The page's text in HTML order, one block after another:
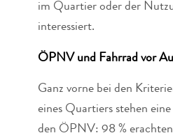
im Quartier oder der
interessiert.
ÖPNV und Fahrrad vor
Ganz vorne bei den
eines Quartiers stehen
den ÖPNV: 98 % erachten